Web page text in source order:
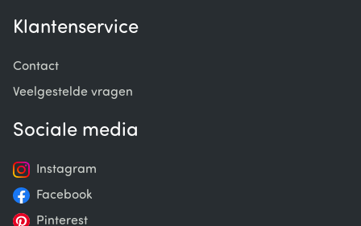
Klantenservice
Contact
Veelgestelde vragen
Sociale media
Instagram
Facebook
Pinterest